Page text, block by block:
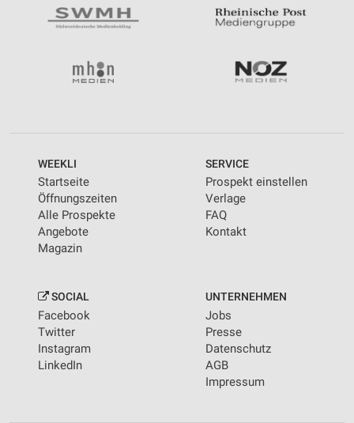
WEEKLI
Startseite
Öffnungszeiten
Alle Prospekte
Angebote
Magazin
SERVICE
Prospekt einstellen
Verlage
FAQ
Kontakt
SOCIAL
Facebook
Twitter
Instagram
LinkedIn
UNTERNEHMEN
Jobs
Presse
Datenschutz
AGB
Impressum